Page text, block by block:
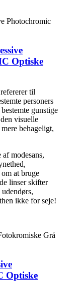
Optiske
til
personers
gunstige
visuelle
behageligt,
modesans,
at bruge
linser skifter
ikke for seje!
Optiske